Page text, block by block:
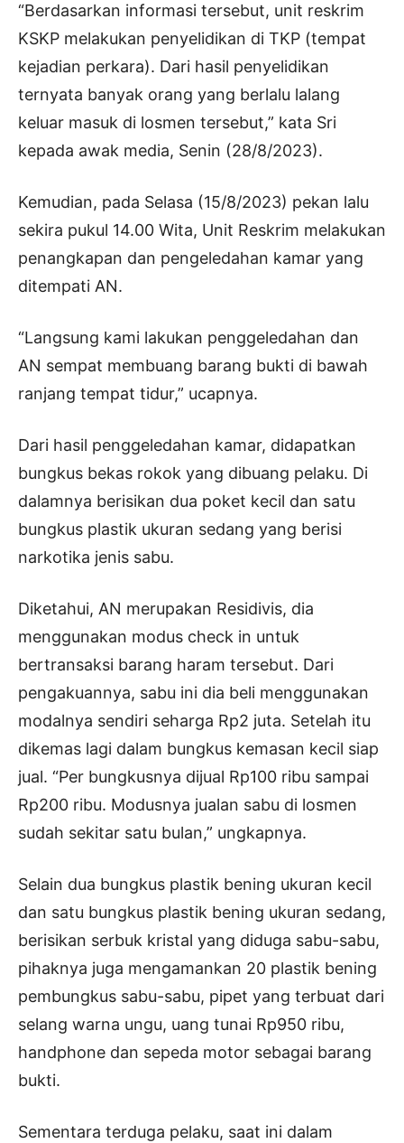
“Berdasarkan informasi tersebut, unit reskrim
KSKP melakukan penyelidikan di TKP (tempat
kejadian perkara). Dari hasil penyelidikan
ternyata banyak orang yang berlalu lalang
keluar masuk di losmen tersebut,” kata Sri
kepada awak media, Senin (28/8/2023).
Kemudian, pada Selasa (15/8/2023) pekan lalu
sekira pukul 14.00 Wita, Unit Reskrim melakukan
penangkapan dan pengeledahan kamar yang
ditempati AN.
“Langsung kami lakukan penggeledahan dan
AN sempat membuang barang bukti di bawah
ranjang tempat tidur,” ucapnya.
Dari hasil penggeledahan kamar, didapatkan
bungkus bekas rokok yang dibuang pelaku. Di
dalamnya berisikan dua poket kecil dan satu
bungkus plastik ukuran sedang yang berisi
narkotika jenis sabu.
Diketahui, AN merupakan Residivis, dia
menggunakan modus check in untuk
bertransaksi barang haram tersebut. Dari
pengakuannya, sabu ini dia beli menggunakan
modalnya sendiri seharga Rp2 juta. Setelah itu
dikemas lagi dalam bungkus kemasan kecil siap
jual. “Per bungkusnya dijual Rp100 ribu sampai
Rp200 ribu. Modusnya jualan sabu di losmen
sudah sekitar satu bulan,” ungkapnya.
Selain dua bungkus plastik bening ukuran kecil
dan satu bungkus plastik bening ukuran sedang,
berisikan serbuk kristal yang diduga sabu-sabu,
pihaknya juga mengamankan 20 plastik bening
pembungkus sabu-sabu, pipet yang terbuat dari
selang warna ungu, uang tunai Rp950 ribu,
handphone dan sepeda motor sebagai barang
bukti.
Sementara terduga pelaku, saat ini dalam